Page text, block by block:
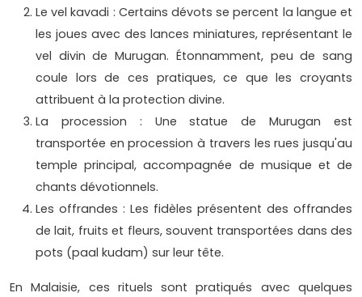
Le vel kavadi : Certains dévots se percent la langue et
les joues avec des lances miniatures, représentant le
vel divin de Murugan. Étonnamment, peu de sang
coule lors de ces pratiques, ce que les croyants
attribuent à la protection divine.
La procession : Une statue de Murugan est
transportée en procession à travers les rues jusqu'au
temple principal, accompagnée de musique et de
chants dévotionnels.
Les offrandes : Les fidèles présentent des offrandes
de lait, fruits et fleurs, souvent transportées dans des
pots (paal kudam) sur leur tête.
En Malaisie, ces rituels sont pratiqués avec quelques